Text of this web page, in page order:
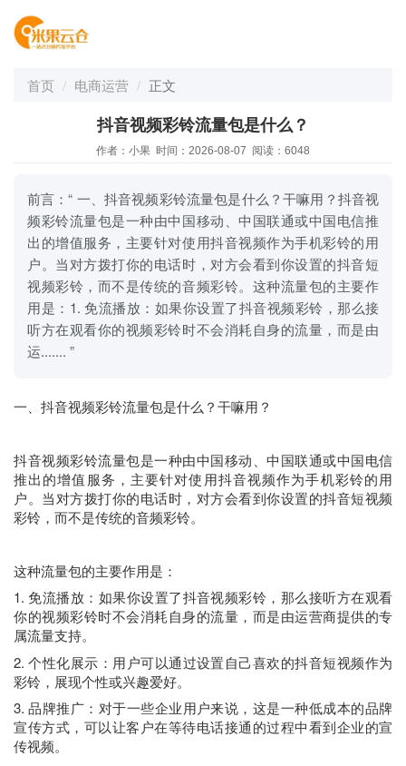
首页 电商运营 正文
抖音视频彩铃流量包是什么？
作者：小果 时间：2026-08-07 阅读：6048
前言：“ 一、抖音视频彩铃流量包是什么？干嘛用？抖音视
频彩铃流量包是一种由中国移动、中国联通或中国电信推
出的增值服务，主要针对使用抖音视频作为手机彩铃的用
户。当对方拨打你的电话时，对方会看到你设置的抖音短
视频彩铃，而不是传统的音频彩铃。这种流量包的主要作
用是：1. 免流播放：如果你设置了抖音视频彩铃，那么接
听方在观看你的视频彩铃时不会消耗自身的流量，而是由
运....... ”
一、抖音视频彩铃流量包是什么？干嘛用？
抖音视频彩铃流量包是一种由中国移动、中国联通或中国电信
推出的增值服务，主要针对使用抖音视频作为手机彩铃的用
户。当对方拨打你的电话时，对方会看到你设置的抖音短视频
彩铃，而不是传统的音频彩铃。
这种流量包的主要作用是：
1. 免流播放：如果你设置了抖音视频彩铃，那么接听方在观看
你的视频彩铃时不会消耗自身的流量，而是由运营商提供的专
属流量支持。
2. 个性化展示：用户可以通过设置自己喜欢的抖音短视频作为
彩铃，展现个性或兴趣爱好。
3. 品牌推广：对于一些企业用户来说，这是一种低成本的品牌
宣传方式，可以让客户在等待电话接通的过程中看到企业的宣
传视频。